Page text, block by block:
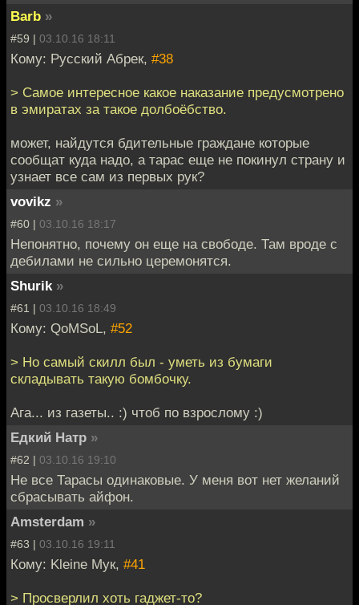
Barb »
#59 | 03.10.16 18:11
Кому: Русский Абрек, #38
> Самое интересное какое наказание предусмотрено
в эмиратах за такое долбоёбство.
может, найдутся бдительные граждане которые
сообщат куда надо, а тарас еще не покинул страну и
узнает все сам из первых рук?
vovikz »
#60 | 03.10.16 18:17
Непонятно, почему он еще на свободе. Там вроде с
дебилами не сильно церемонятся.
Shurik »
#61 | 03.10.16 18:49
Кому: QoMSoL, #52
> Но самый скилл был - уметь из бумаги
складывать такую бомбочку.
Ага... из газеты.. :) чтоб по взрослому :)
Едкий Натр »
#62 | 03.10.16 19:10
Не все Тарасы одинаковые. У меня вот нет желаний
сбрасывать айфон.
Amsterdam »
#63 | 03.10.16 19:11
Кому: Kleine Мук, #41
> Просверлил хоть гаджет-то?